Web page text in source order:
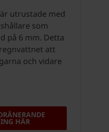
utrustade med
som
på 6 mm. Detta
att
och vidare
HÄR